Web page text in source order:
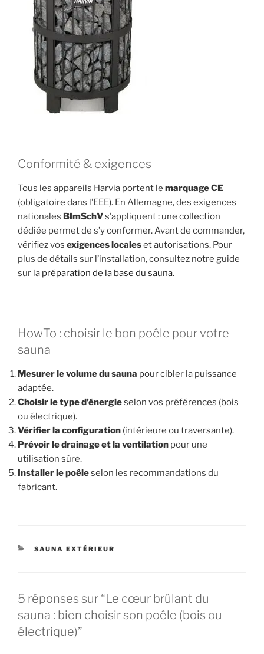
Conformité & exigences
Tous les appareils Harvia portent le marquage CE
(obligatoire dans l’EEE). En Allemagne, des exigences
nationales BImSchVs’appliquent : une collection
dédiée permet de s’y conformer. Avant de commander,
vérifiez vos exigences localeset autorisations. Pour
plus de détails sur l’installation, consultez notre guide
sur la préparation de la base du sauna.
HowTo : choisir le bon poêle pour votre
sauna
Mesurer le volume du sauna pour cibler la puissance
adaptée.
Choisir le type d’énergieselon vos préférences (bois
ou électrique).
Vérifier la configuration (intérieure ou traversante).
Prévoir le drainage et la ventilation pour une
utilisation sûre.
Installer le poêleselon les recommandations du
fabricant.
CATÉGORIES
SAUNA EXTÉRIEUR
5 réponses sur “Le cœur brûlant du
sauna : bien choisir son poêle (bois ou
électrique)”